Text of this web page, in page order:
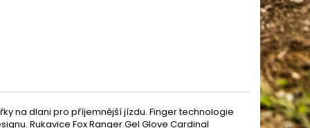
na dlani pro příjemnější jízdu. Finger technologie
Rukavice Fox Ranger Gel Glove Cardinal